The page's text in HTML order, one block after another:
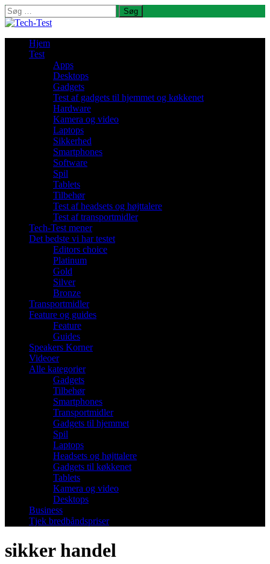
Søg
efter:
Hjem
Test
Apps
Desktops
Gadgets
Test af gadgets til hjemmet og køkkenet
Hardware
Kamera og video
Laptops
Sikkerhed
Smartphones
Software
Spil
Tablets
Tilbehør
Test af headsets og højttalere
Test af transportmidler
Tech-Test mener
Det bedste vi har testet
Editors choice
Platinum
Gold
Silver
Bronze
Transportmidler
Feature og guides
Feature
Guides
Speakers Korner
Videoer
Alle kategorier
Gadgets
Tilbehør
Smartphones
Transportmidler
Gadgets til hjemmet
Spil
Laptops
Headsets og højttalere
Gadgets til køkkenet
Tablets
Kamera og video
Desktops
Business
Tjek bredbåndspriser
sikker handel